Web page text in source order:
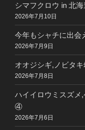
シマフクロウ in 北
2026年7月10日
今年もシャチに出
2026年7月9日
オオジシギ,ノビタ
2026年7月8日
ハイイロウミスズメ
④
2026年7月6日